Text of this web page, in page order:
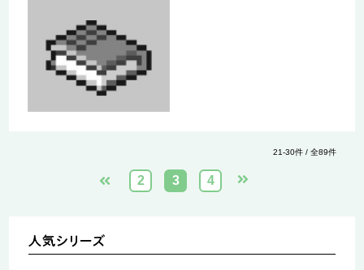
21-30件 / 全89件
2 3 4